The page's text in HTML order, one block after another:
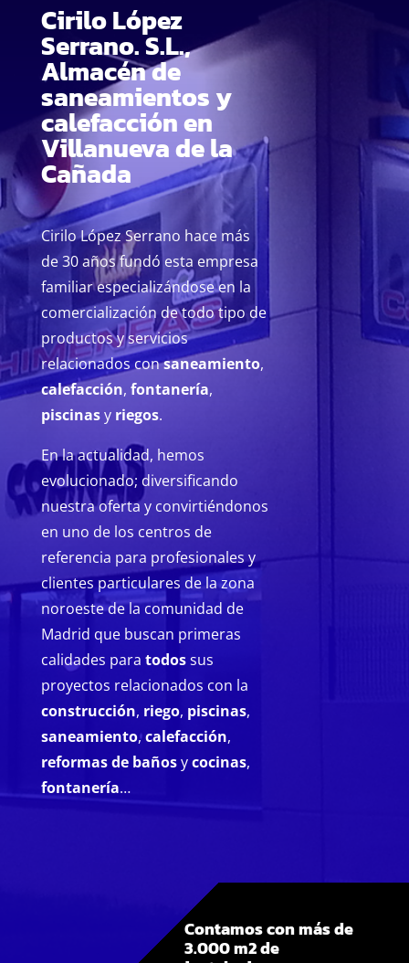
Cirilo López
Serrano. S.L.,
Almacén de
saneamientos y
calefacción en
Villanueva de la
Cañada
Cirilo López Serrano hace más
de 30 años fundó esta empresa
familiar especializándose en la
comercialización de todo tipo de
productos y servicios
relacionados consaneamiento,
calefacción, fontanería,
piscinasy riegos.
En la actualidad, hemos
evolucionado; diversificando
nuestra oferta y convirtiéndonos
en uno de los centros de
referencia para profesionales y
clientes particulares de la zona
noroeste de la comunidad de
Madrid que buscan primeras
calidades para todossus
proyectos relacionados con la
construcción, riego, piscinas,
saneamiento,calefacción,
reformas de bañosycocinas,
fontanería…
Contamos con más de
3.000 m2 de